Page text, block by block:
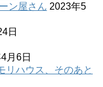
ン屋さん 2023年5
日
月6日
リハウス、そのあと